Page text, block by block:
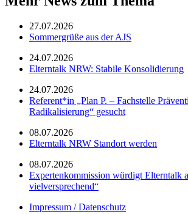
27.07.2026
Sommergrüße aus der AJS
24.07.2026
Elterntalk NRW: Stabile Konsolidierung
24.07.2026
Referent*in „Plan P. – Fachstelle
Radikalisierung“ gesucht
08.07.2026
Elterntalk NRW Standort werden
08.07.2026
Expertenkommission würdigt Elterntalk
vielversprechend“
Impressum / Datenschutz